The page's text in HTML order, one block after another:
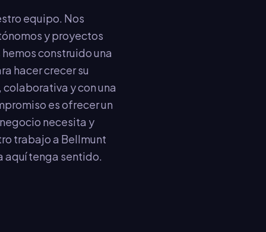
equipo. Nos
y proyectos
construido una
hacer crecer su
y con una
es ofrecer un
necesita y
trabajo a Bellmunt
aquí tenga sentido.